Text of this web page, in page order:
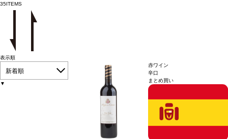
35ITEMS
表示順
新着順
▼
赤ワイン
辛口
まとめ買い